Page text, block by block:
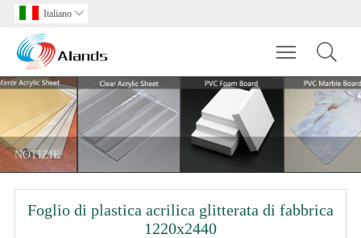
Italiano 
Toggle
NOTIZIE
Foglio di plastica acrilica glitterata di fabbrica
1220x2440